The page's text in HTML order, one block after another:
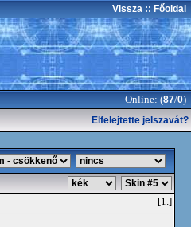
Vissza :: Főoldal
Online: (87/0)
Elfelejtette jelszavát?
[1.]